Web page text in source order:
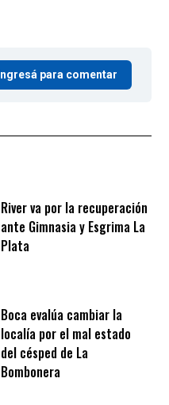
Ingresá para comentar
River va por la recuperación
ante Gimnasia y Esgrima La
Plata
Boca evalúa cambiar la
localía por el mal estado
del césped de La
Bombonera